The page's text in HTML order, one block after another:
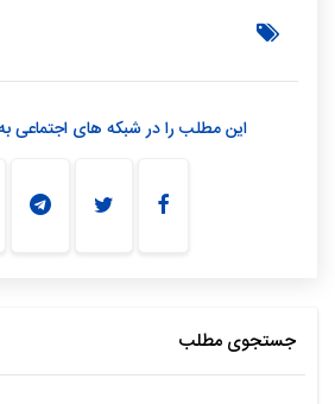
جستجوی مطلب
این مطلب را در شبکه های اجتماعی